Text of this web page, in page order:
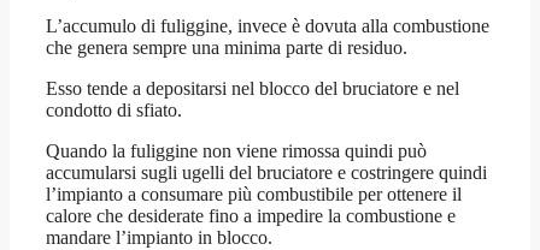
L’accumulo di fuliggine, invece è dovuta alla combustione
che genera sempre una minima parte di residuo.
Esso tende a depositarsi nel blocco del bruciatore e nel
condotto di sfiato.
Quando la fuliggine non viene rimossa quindi può
accumularsi sugli ugelli del bruciatore e costringere quindi
l’impianto a consumare più combustibile per ottenere il
calore che desiderate fino a impedire la combustione e
mandare l’impianto in blocco.